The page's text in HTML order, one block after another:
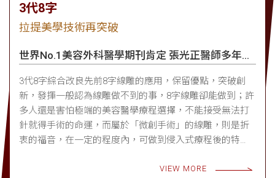
3代8字
拉提美學技術再突破
世界No.1美容外科醫學期刊肯定 張光正醫師多年研
3代8字綜合改良先前8字線雕的應用，保留優點，突破創
新，發揮一般認為線雕做不到的事，8字線雕卻能做到；許
多人還是害怕極端的美容醫學療程選擇，不能接受無法打
針就得手術的命運，而屬於「微創手術」的線雕，則是折
衷的福音，在一定的程度內，可做到侵入式療程後的特
VIEW MORE